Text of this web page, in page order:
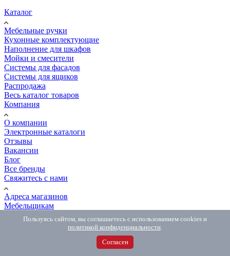
Каталог
Мебельные ручки
Кухонные комплектующие
Наполнение для шкафов
Мойки и смесители
Системы для фасадов
Системы для ящиков
Распродажа
Весь каталог товаров
Компания
О компании
Электронные каталоги
Отзывы
Вакансии
Блог
Все бренды
Свяжитесь с нами
Адреса магазинов
Мебельщикам
Контакты
Сообщить об ошибке
Пользуясь сайтом, вы соглашаетесь с использованием cookies и
политикой конфиденциальности.
Согласен